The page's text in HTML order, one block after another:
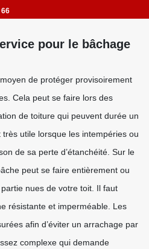
66
pour le bâchage
de protéger provisoirement
Cela peut se faire lors des
de toiture qui peuvent durée un
très utile lorsque les intempéries ou
de sa perte d’étanchéité. Sur le
peut se faire entièrement ou
nues de votre toit. Il faut
résistante et imperméable. Les
afin d’éviter un arrachage par
complexe qui demande